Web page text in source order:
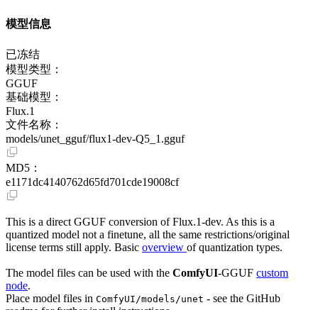
模型信息
已冻结
模型类型：
GGUF
基础模型：
Flux.1
文件名称：
models/unet_gguf/flux1-dev-Q5_1.gguf
MD5：
e1171dc4140762d65fd701cde19008cf
This is a direct GGUF conversion of Flux.1-dev. As this is a
quantized model not a finetune, all the same restrictions/original
license terms still apply. Basic overview of quantization types.
The model files can be used with the ComfyUI-GGUF custom
node.
Place model files in ComfyUI/models/unet - see the GitHub